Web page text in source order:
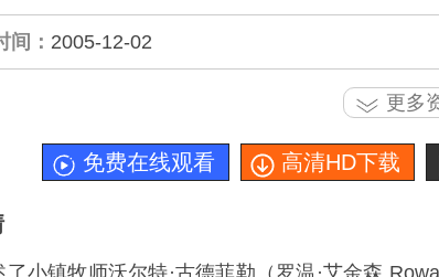
间： 2005-12-02
更多
免费在线观看 高清HD下载
了小镇牧师沃尔特·古德菲勒（罗温·艾金森